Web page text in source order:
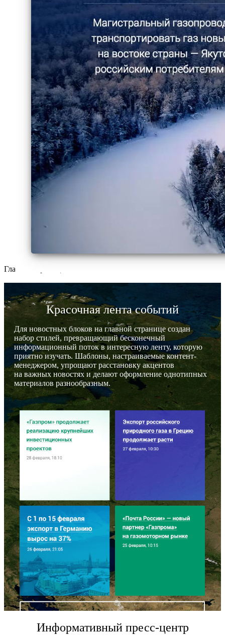
Главная страница
Красочная лента событий
Для новостных блоков на главной странице создан
набор стилей, превращающий бесконечный
информационный поток в интересную ленту, которую
приятно изучать. Шаблоны, настраиваемые контент-
менеджером, упрощают расстановку акцентов
на важных новостях и делают оформление однотипных
материалов разнообразным.
Информативный пресс-центр